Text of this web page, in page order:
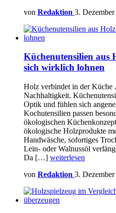
von Redaktion 3.
Küchenutensilien aus
sich wirklich lohnen
Holz verbindet in der Küche
Nachhaltigkeit.
Optik und fühlen sich
Kochutensilien passen
ökologischen
ökologische Holzprodukte
Handwäsche, sofortiges
Lein- oder Walnussöl
Da […] weiterlesen
von Redaktion 3.